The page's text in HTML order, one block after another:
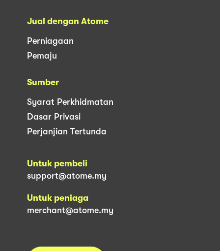
Jual dengan Atome
Perniagaan
Pemaju
Sumber
Syarat Perkhidmatan
Dasar Privasi
Perjanjian Tertunda
Untuk pembeli
support@atome.my
Untuk peniaga
merchant@atome.my